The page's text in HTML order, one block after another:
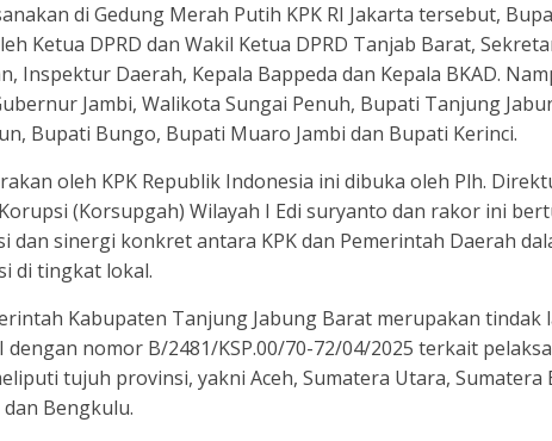
di Gedung Merah Putih KPK RI Jakarta tersebut,
Ketua DPRD dan Wakil Ketua DPRD Tanjab Barat,
Inspektur Daerah, Kepala Bappeda dan Kepala BKAD.
Jambi, Walikota Sungai Penuh, Bupati Tanjung
Bupati Bungo, Bupati Muaro Jambi dan Bupati Kerinci.
oleh KPK Republik Indonesia ini dibuka oleh Plh.
(Korsupgah) Wilayah I Edi suryanto dan rakor ini
dan sinergi konkret antara KPK dan Pemerintah Daerah
di tingkat lokal.
Kabupaten Tanjung Jabung Barat merupakan tindak
dengan nomor B/2481/KSP.00/70-72/04/2025 terkait
tujuh provinsi, yakni Aceh, Sumatera Utara, Sumatera
dan Bengkulu.